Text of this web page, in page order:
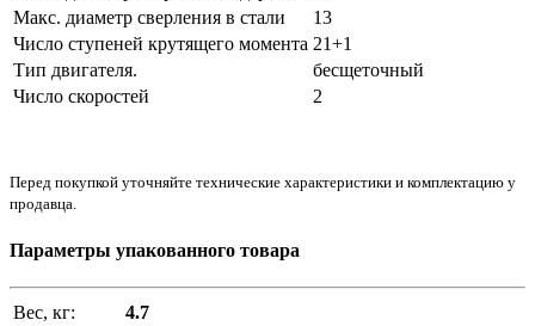
Макс. диаметр сверления в стали
13
Число ступеней крутящего момента 21+1
Тип двигателя.
бесщеточный
Число скоростей
2
Перед покупкой уточняйте технические характеристики и комплектацию у
продавца.
Параметры упакованного товара
Вес, кг:
4.7